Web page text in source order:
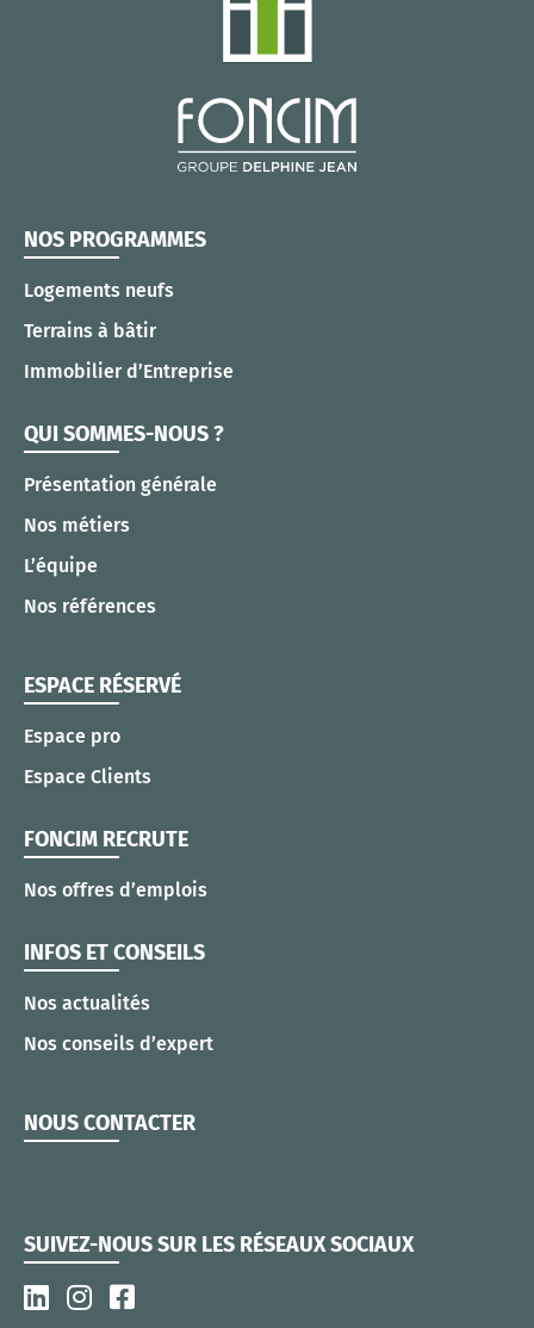
NOS PROGRAMMES
Logements neufs
Terrains à bâtir
Immobilier d’Entreprise
QUI SOMMES-NOUS ?
Présentation générale
Nos métiers
L’équipe
Nos références
ESPACE RÉSERVÉ
Espace pro
Espace Clients
FONCIM RECRUTE
Nos offres d’emplois
INFOS ET CONSEILS
Nos actualités
Nos conseils d’expert
NOUS CONTACTER
SUIVEZ-NOUS SUR LES RÉSEAUX SOCIAUX